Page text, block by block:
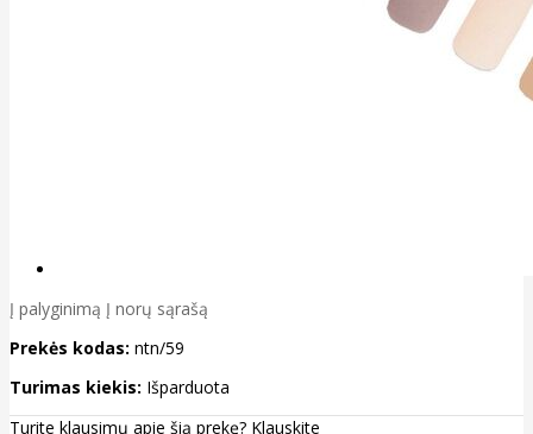
Į palyginimą Į norų sąrašą
Prekės kodas: ntn/59
Turimas kiekis: Išparduota
Turite klausimų apie šią prekę? Klauskite